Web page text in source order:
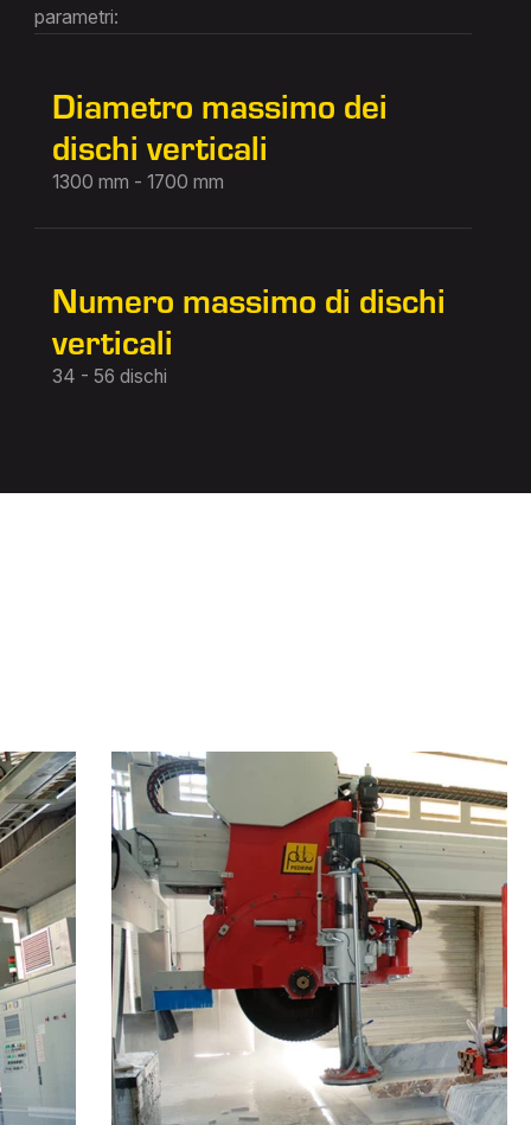
parametri:
Diametro massimo dei
dischi verticali
1300 mm - 1700 mm
Numero massimo di dischi
verticali
34 - 56 dischi